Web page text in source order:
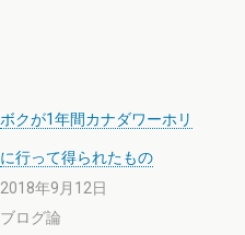
ボクが1年間カナダワーホリ
に行って得られたもの
2018年9月12日
ブログ論